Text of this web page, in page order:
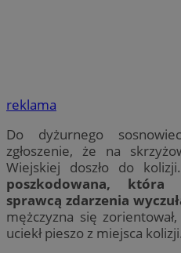
reklama
Do dyżurnego
zgłoszenie, że na
Wiejskiej doszło do kolizji.
poszkodowana,
sprawcą zdarzenia
mężczyzna się
uciekł pieszo z miejsca kolizji.